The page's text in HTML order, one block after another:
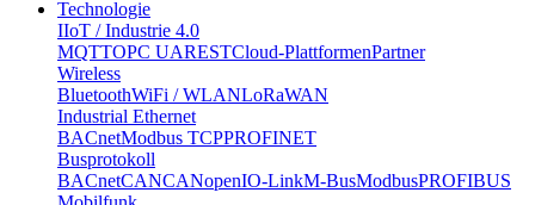
Technologie
IIoT / Industrie 4.0
MQTTOPC UARESTCloud-PlattformenPartner
Wireless
BluetoothWiFi / WLANLoRaWAN
Industrial Ethernet
BACnetModbus TCPPROFINET
Busprotokoll
BACnetCANCANopenIO-LinkM-BusModbusPROFIBUS